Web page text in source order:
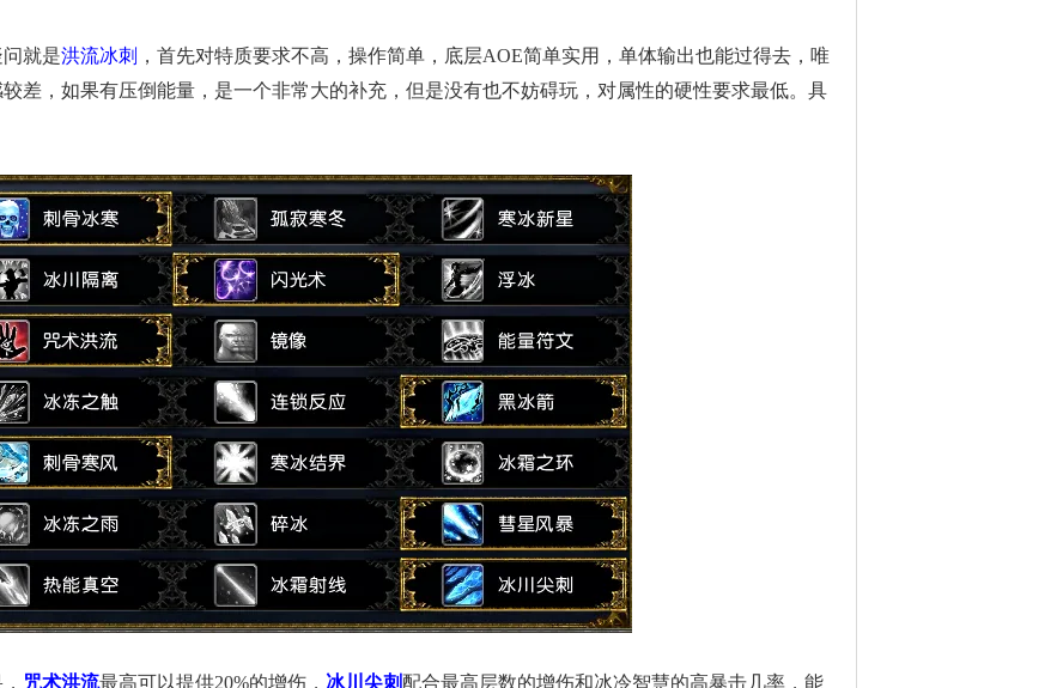
就是洪流冰刺 ，首先对特质要求不高，操作简单，底层AOE简单实用，单体输出也能过得去，唯
差，如果有压倒能量，是一个非常大的补充，但是没有也不妨碍玩，对属性的硬性要求最低。具
咒术洪流最高可以提供20%的增伤， 冰川尖刺 配合最高层数的增伤和冰冷智慧的高暴击几率，能